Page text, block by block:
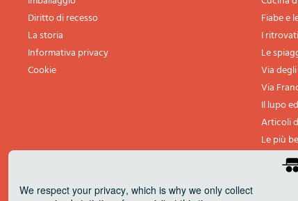
Diritto di recesso
La storia
Informativa privacy
Cookie
Fiabe e
I ritrovati
Le
Via
Via
Il lupo
Articoli
Le più
We respect your privacy, which is why we only collect